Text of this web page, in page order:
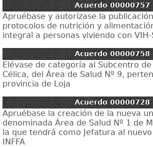
Acuerdo 00000757
Apruébase y autorízase la
protocolos de nutrición y
integral a personas viviendo con VIH-
Acuerdo 00000758
Elévase de categoría al Subcentro
Célica, del Área de Salud Nº 9,
provincia de Loja
Acuerdo 00000728
Apruébase la creación de la nueva
denominada Área de Salud Nº 1 de
la que tendrá como Jefatura al
INFFA